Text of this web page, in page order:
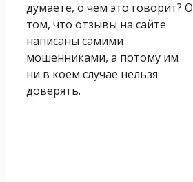
думаете, о чем это говорит? О
том, что отзывы на сайте
написаны самими
мошенниками, а потому им
ни в коем случае нельзя
доверять.